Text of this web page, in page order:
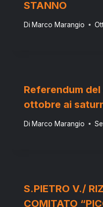
STANNO
Di Marco Marangio
Referendum
ottobre ai
Di Marco Marangio
S.PIETRO V./
COMITATO